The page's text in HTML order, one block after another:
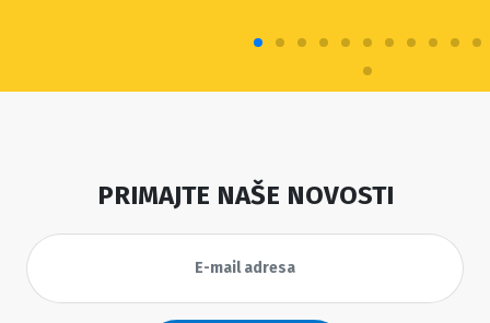
PRIMAJTE NAŠE NOVOSTI